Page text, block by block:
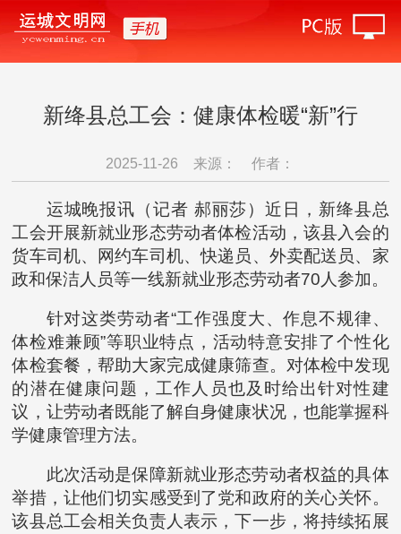
新绛县总工会：健康体检暖“新”行
2025-11-26 来源： 作者：
运城晚报讯（记者 郝丽莎）近日，新绛县总
工会开展新就业形态劳动者体检活动，该县入会的
货车司机、网约车司机、快递员、外卖配送员、家
政和保洁人员等一线新就业形态劳动者70人参加。
针对这类劳动者“工作强度大、作息不规律、
体检难兼顾”等职业特点，活动特意安排了个性化
体检套餐，帮助大家完成健康筛查。对体检中发现
的潜在健康问题，工作人员也及时给出针对性建
议，让劳动者既能了解自身健康状况，也能掌握科
学健康管理方法。
此次活动是保障新就业形态劳动者权益的具体
举措，让他们切实感受到了党和政府的关心关怀。
该县总工会相关负责人表示，下一步，将持续拓展